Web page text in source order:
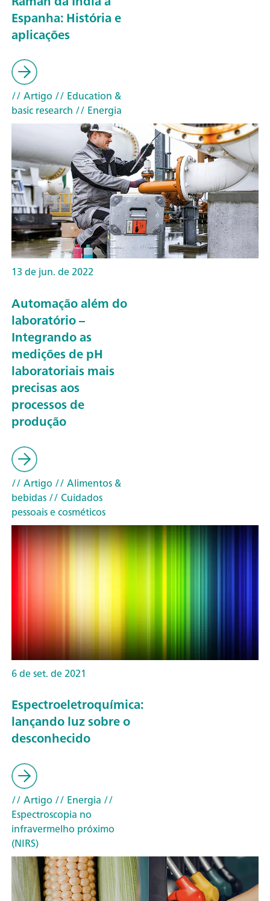
Espanha: História e
aplicações
// Artigo // Education &
basic research // Energia
13 de jun. de 2022
Automação além do
laboratório –
Integrando as
medições de pH
laboratoriais mais
precisas aos
processos de
produção
// Artigo // Alimentos &
bebidas// Cuidados
pessoais e cosméticos
6 de set. de 2021
Espectroeletroquímica:
lançando luz sobre o
desconhecido
// Artigo // Energia //
Espectroscopia no
infravermelho próximo
(NIRS)